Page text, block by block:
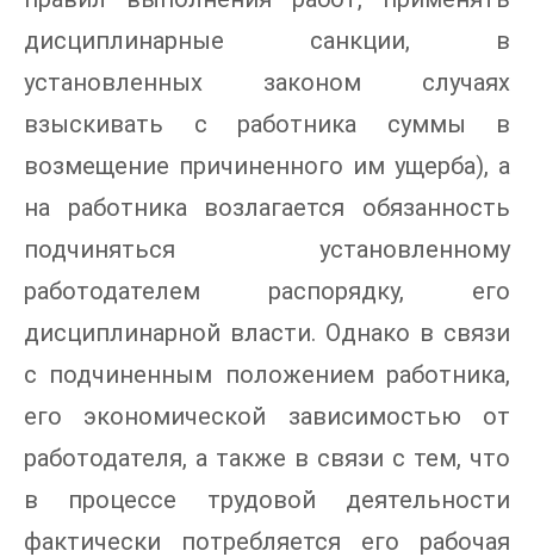
дисциплинарные санкции, в
установленных законом случаях
взыскивать с работника суммы в
возмещение причиненного им ущерба), а
на работника возлагается обязанность
подчиняться установленному
работодателем распорядку, его
дисциплинарной власти. Однако в связи
с подчиненным положением работника,
его экономической зависимостью от
работодателя, а также в связи с тем, что
в процессе трудовой деятельности
фактически потребляется его рабочая